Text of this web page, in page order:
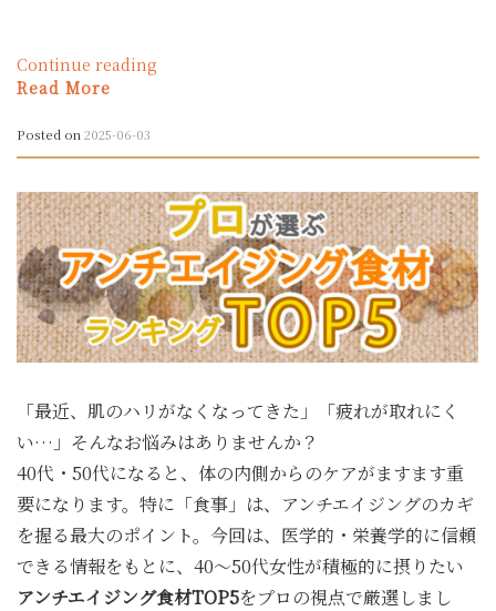
Continue reading
気
40
代・
50
代
女
性
の
ア
チ
エ
ジ
ン
グ：
の
内
Read More
Posted on2025-06-03
「最近、肌のハリがなくなってきた」「疲れが取れにく
い…」そんなお悩みはありませんか？
40代・50代になると、体の内側からのケアがますます重
要になります。特に「食事」は、アンチエイジングのカギ
を握る最大のポイント。今回は、医学的・栄養学的に信頼
できる情報をもとに、40〜50代女性が積極的に摂りたい
アンチエイジング食材TOP5をプロの視点で厳選しまし